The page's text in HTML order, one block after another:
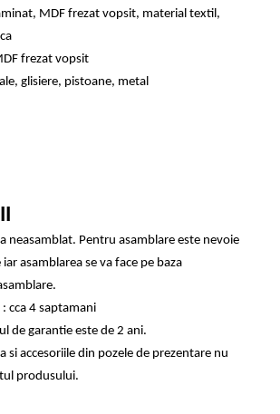
MDF frezat vopsit, material textil,
frezat vopsit
glisiere, pistoane, metal
neasamblat. Pentru asamblare este nevoie
asamblarea se va face pe baza
: cca 4 saptamani
de garantie este de 2 ani.
si accesoriile din pozele de prezentare nu
produsului.